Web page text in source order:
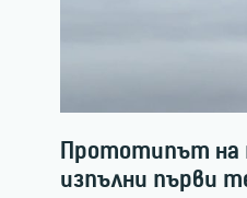
Прототипът на
изпълни първи